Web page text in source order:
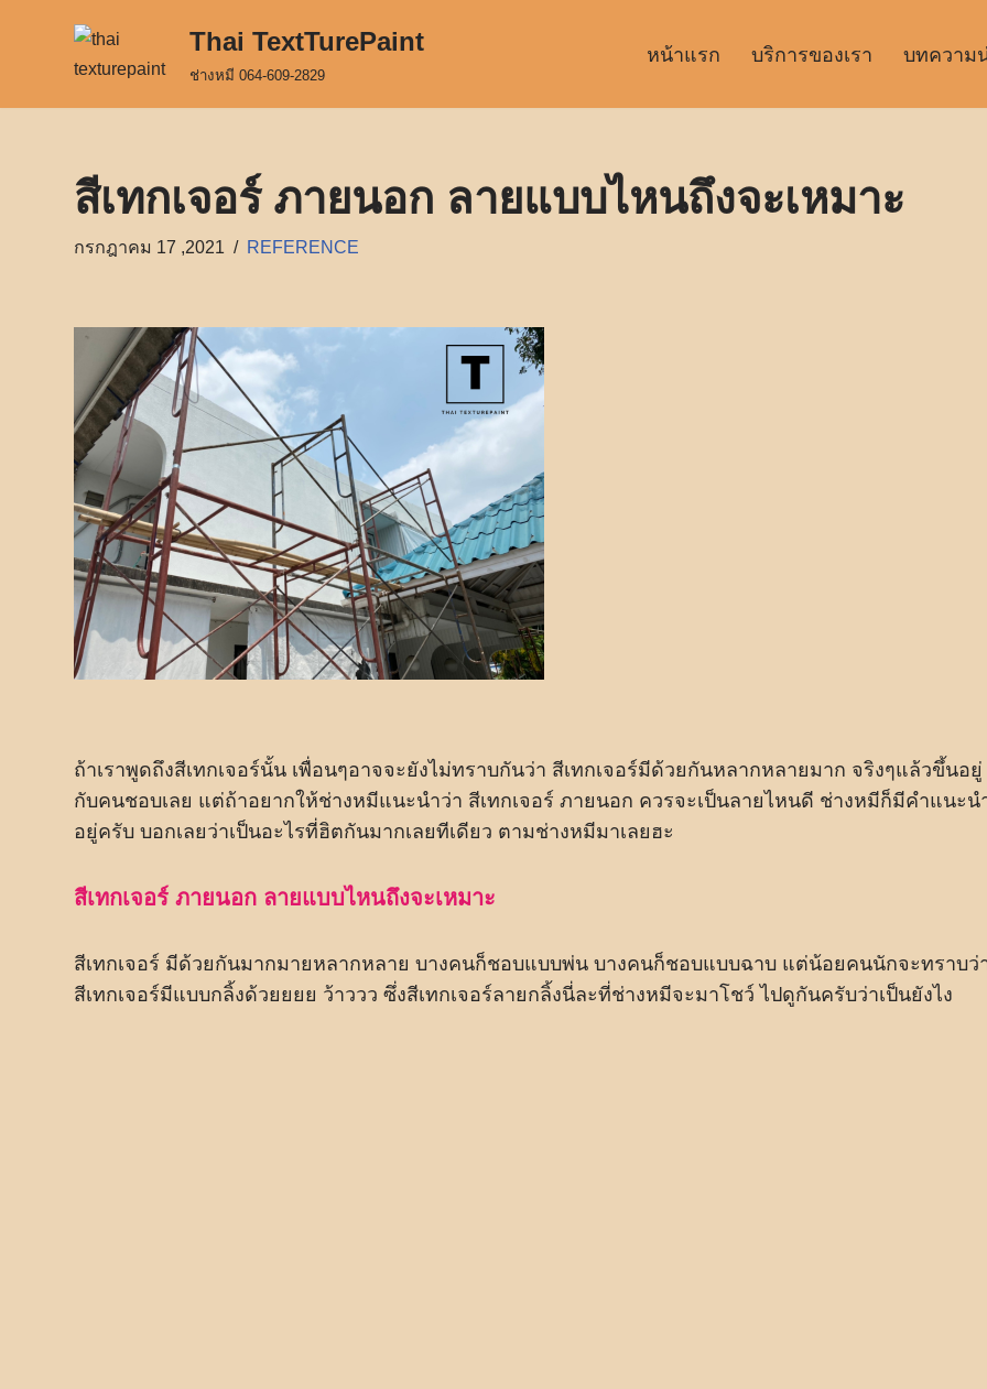
Thai TextTurePaint
ช่างหมี 064-609-2829
หน้าแรก บริการของเรา บทความ
สีเทกเจอร์ ภายนอก ลายแบบไหนถึงจะเหมาะ
กรกฎาคม 17 ,2021 REFERENCE
ถ้าเราพูดถึงสีเทกเจอร์นั้น เพื่อนๆอาจจะยังไม่ทราบกันว่า สีเทกเจอร์มีด้วยกันหลากหลายมาก จริงๆแล้วขึ้นอยู่
กับคนชอบเลย แต่ถ้าอยากให้ช่างหมีแนะนำว่า สีเทกเจอร์ ภายนอก ควรจะเป็นลายไหนดี ช่างหมีก็มีคำแนะน
อยู่ครับ บอกเลยว่าเป็นอะไรที่ฮิตกันมากเลยทีเดียว ตามช่างหมีมาเลยฮะ
สีเทกเจอร์ ภายนอก ลายแบบไหนถึงจะเหมาะ
สีเทกเจอร์ มีด้วยกันมากมายหลากหลาย บางคนก็ชอบแบบพ่น บางคนก็ชอบแบบฉาบ แต่น้อยคนนักจะทราบว่
สีเทกเจอร์มีแบบกลิ้งด้วยยยย ว้าววว ซึ่งสีเทกเจอร์ลายกลิ้งนี่ละที่ช่างหมีจะมาโชว์ ไปดูกันครับว่าเป็นยังไง